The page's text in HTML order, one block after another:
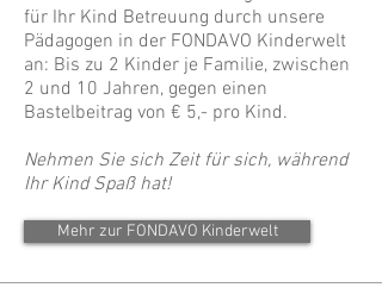
für Ihr Kind Betreuung durch unsere
Pädagogen in der FONDAVO Kinderwelt
an: Bis zu 2 Kinder je Familie, zwischen
2 und 10 Jahren, gegen einen
Bastelbeitrag von € 5,- pro Kind.
Nehmen Sie sich Zeit für sich, während
Ihr Kind Spaß hat!
Mehr zur FONDAVO Kinderwelt